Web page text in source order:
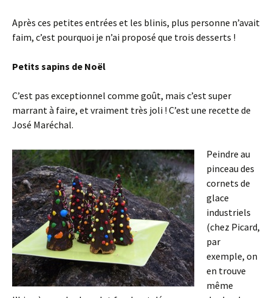
Après ces petites entrées et les blinis, plus personne n’avait
faim, c’est pourquoi je n’ai proposé que trois desserts !
Petits sapins de Noël
C’est pas exceptionnel comme goût, mais c’est super
marrant à faire, et vraiment très joli ! C’est une recette de
José Maréchal.
Peindre au
pinceau des
cornets de
glace
industriels
(chez Picard,
par
exemple, on
en trouve
même